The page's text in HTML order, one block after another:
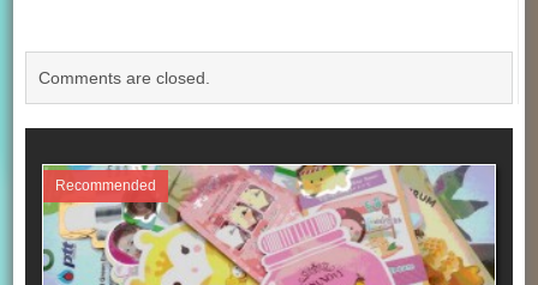
Comments are closed.
Recommended